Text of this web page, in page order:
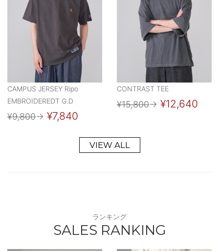
CAMPUS JERSEY Ripo
EMBROIDEREDT G.D
¥9,800→ ¥7,840
CONTRAST TEE
¥15,800→ ¥12,640
VIEW ALL
ランキング
SALES RANKING